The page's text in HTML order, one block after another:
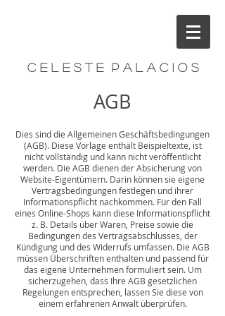
C e l e s t e P a l a c i o s
AGB
Dies sind die Allgemeinen Geschäftsbedingungen
(AGB). Diese Vorlage enthält Beispieltexte, ist
nicht vollständig und kann nicht veröffentlicht
werden. Die AGB dienen der Absicherung von
Website-Eigentümern. Darin können sie eigene
Vertragsbedingungen festlegen und ihrer
Informationspflicht nachkommen. Für den Fall
eines Online-Shops kann diese Informationspflicht
z. B. Details über Waren, Preise sowie die
Bedingungen des Vertragsabschlusses, der
Kündigung und des Widerrufs umfassen. Die AGB
müssen Überschriften enthalten und passend für
das eigene Unternehmen formuliert sein. Um
sicherzugehen, dass Ihre AGB gesetzlichen
Regelungen entsprechen, lassen Sie diese von
einem erfahrenen Anwalt überprüfen.